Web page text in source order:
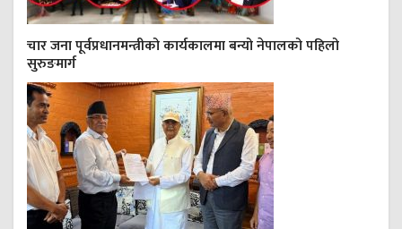
चार जना पूर्वप्रधानमन्त्रीको कार्यकालमा बन्यो नेपालको पहिलो
सुरुङमार्ग